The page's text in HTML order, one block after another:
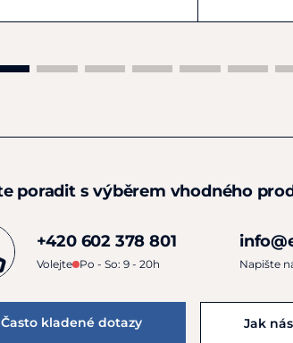
poradit s výběrem vhodného
+420 602 378 801
Volejte Po - So: 9 - 20h Napište
Často kladené dotazy Jak